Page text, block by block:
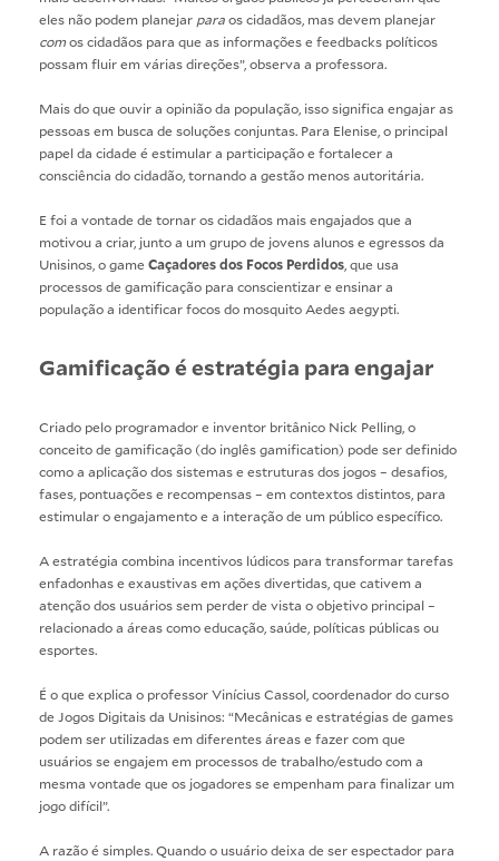
eles não podem planejar paraos cidadãos, mas devem planejar
comos cidadãos para que as informações e feedbacks políticos
possam fluir em várias direções”, observa a professora.
Mais do que ouvir a opinião da população, isso significa engajar as
pessoas em busca de soluções conjuntas. Para Elenise, o principal
papel da cidade é estimular a participação e fortalecer a
consciência do cidadão, tornando a gestão menos autoritária.
E foi a vontade de tornar os cidadãos mais engajados que a
motivou a criar, junto a um grupo de jovens alunos e egressos da
Unisinos, o game Caçadores dos Focos Perdidos , que usa
processos de gamificação para conscientizar e ensinar a
população a identificar focos do mosquito Aedes aegypti.
Gamificação é estratégia para engajar
Criado pelo programador e inventor britânico Nick Pelling, o
conceito de gamificação (do inglês gamification) pode ser definido
como a aplicação dos sistemas e estruturas dos jogos – desafios,
fases, pontuações e recompensas – em contextos distintos, para
estimular o engajamento e a interação de um público específico.
A estratégia combina incentivos lúdicos para transformar tarefas
enfadonhas e exaustivas em ações divertidas, que cativem a
atenção dos usuários sem perder de vista o objetivo principal –
relacionado a áreas como educação, saúde, políticas públicas ou
esportes.
É o que explica o professor Vinícius Cassol, coordenador do curso
de Jogos Digitaisda Unisinos: “Mecânicas e estratégias de games
podem ser utilizadas em diferentes áreas e fazer com que
usuários se engajem em processos de trabalho/estudo com a
mesma vontade que os jogadores se empenham para finalizar um
jogo difícil”.
A razão é simples. Quando o usuário deixa de ser espectador para